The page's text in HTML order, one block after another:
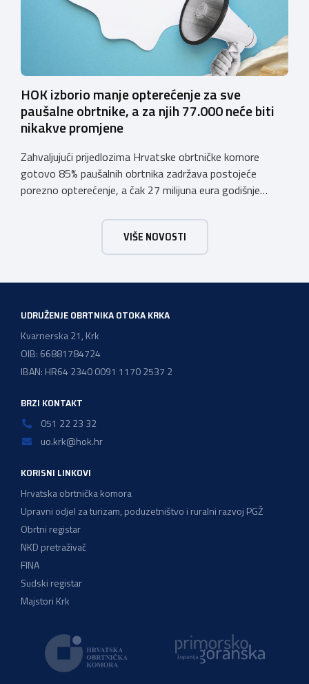
HOK izborio manje opterećenje za sve
paušalne obrtnike, a za njih 77.000 neće biti
nikakve promjene
Zahvaljujući prijedlozima Hrvatske obrtničke komore
gotovo 85% paušalnih obrtnika zadržava postojeće
porezno opterećenje, a čak 27 milijuna eura godišnje
komora pozdravlja odluku Vlade Republike Hrvatske da u
konačnom prijedlogu poreznih izmjena prihvati ključne
prijedloge HOK-a iznesene tijekom intenzivnog dijaloga s
VIŠE NOVOSTI
UDRUŽENJE OBRTNIKA OTOKA KRKA
Kvarnerska 21, Krk
OIB: 66881784724
IBAN: HR64 2340 0091 1170 2537 2
BRZI KONTAKT
051 22 23 32
uo.krk@hok.hr
KORISNI LINKOVI
Hrvatska obrtnička komora
Upravni odjel za turizam, poduzetništvo i ruralni razvoj PGŽ
Obrtni registar
NKD pretraživač
FINA
Sudski registar
Majstori Krk